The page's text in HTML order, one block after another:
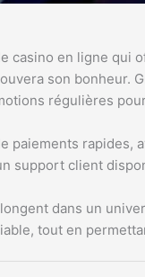
casino en ligne qui
son bonheur.
régulières
paiements rapides,
support client
dans un
tout en